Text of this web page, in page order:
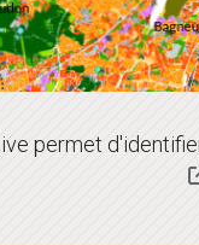
permet